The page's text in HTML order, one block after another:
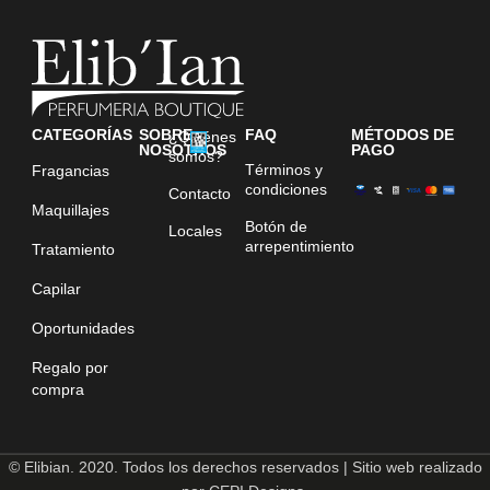
CATEGORÍAS
Fragancias
Maquillajes
Tratamiento
Capilar
Oportunidades
Regalo por
compra
SOBRE
NOSOTROS
¿Quiénes
somos?
Contacto
Locales
FAQ
Términos y
condiciones
Botón de
arrepentimiento
MÉTODOS DE
PAGO
© Elibian. 2020. Todos los derechos reservados | Sitio web realizado